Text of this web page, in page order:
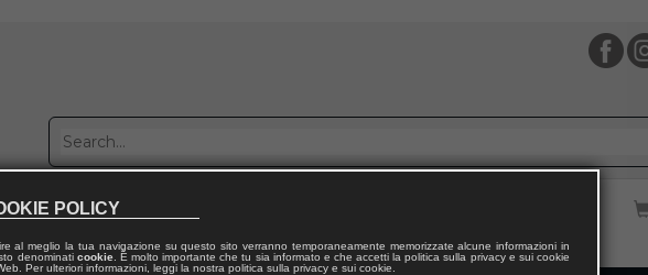
with us
POLICY
al meglio la tua navigazione su questo sito verranno temporaneamente memorizzate alcune informazioni in
denominati cookie. È molto importante che tu sia informato e che accetti la politica sulla privacy e sui cookie
Per ulteriori informazioni, leggi la nostra politica sulla privacy e sui cookie.